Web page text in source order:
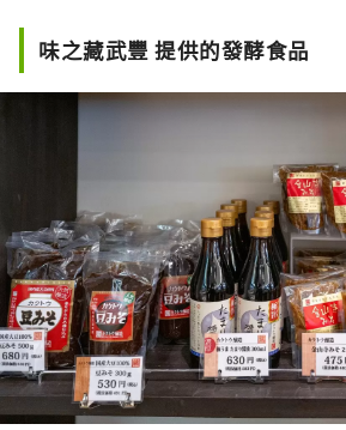
味之藏武豐 提供的發酵食品